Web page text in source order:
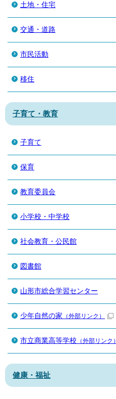
土地・住宅
交通・道路
市民活動
移住
子育て・教育
子育て
保育
教育委員会
小学校・中学校
社会教育・公民館
図書館
山形市総合学習センター
少年自然の家 （外部リンク）
市立商業高等学校 （外部リンク）
健康・福祉